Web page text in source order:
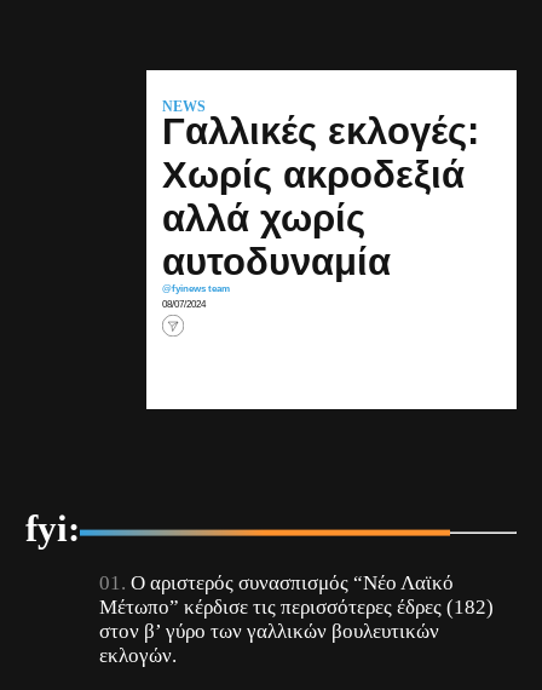
NEWS
Γαλλικές εκλογές:
Χωρίς ακροδεξιά
αλλά χωρίς
αυτοδυναμία
@fyinews team
08/07/2024
fyi:
Ο αριστερός συνασπισμός “Νέο Λαϊκό
Μέτωπο” κέρδισε τις περισσότερες έδρες (182)
στον β’ γύρο των γαλλικών βουλευτικών
εκλογών.